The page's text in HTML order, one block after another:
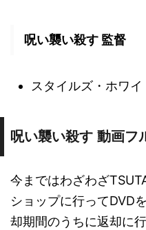
呪い襲い殺す 監督
スタイルズ・ホワイ
呪い襲い殺す 動画フ
今まではわざわざ
ショップに行ってDVD
却期間のうちに返却に行